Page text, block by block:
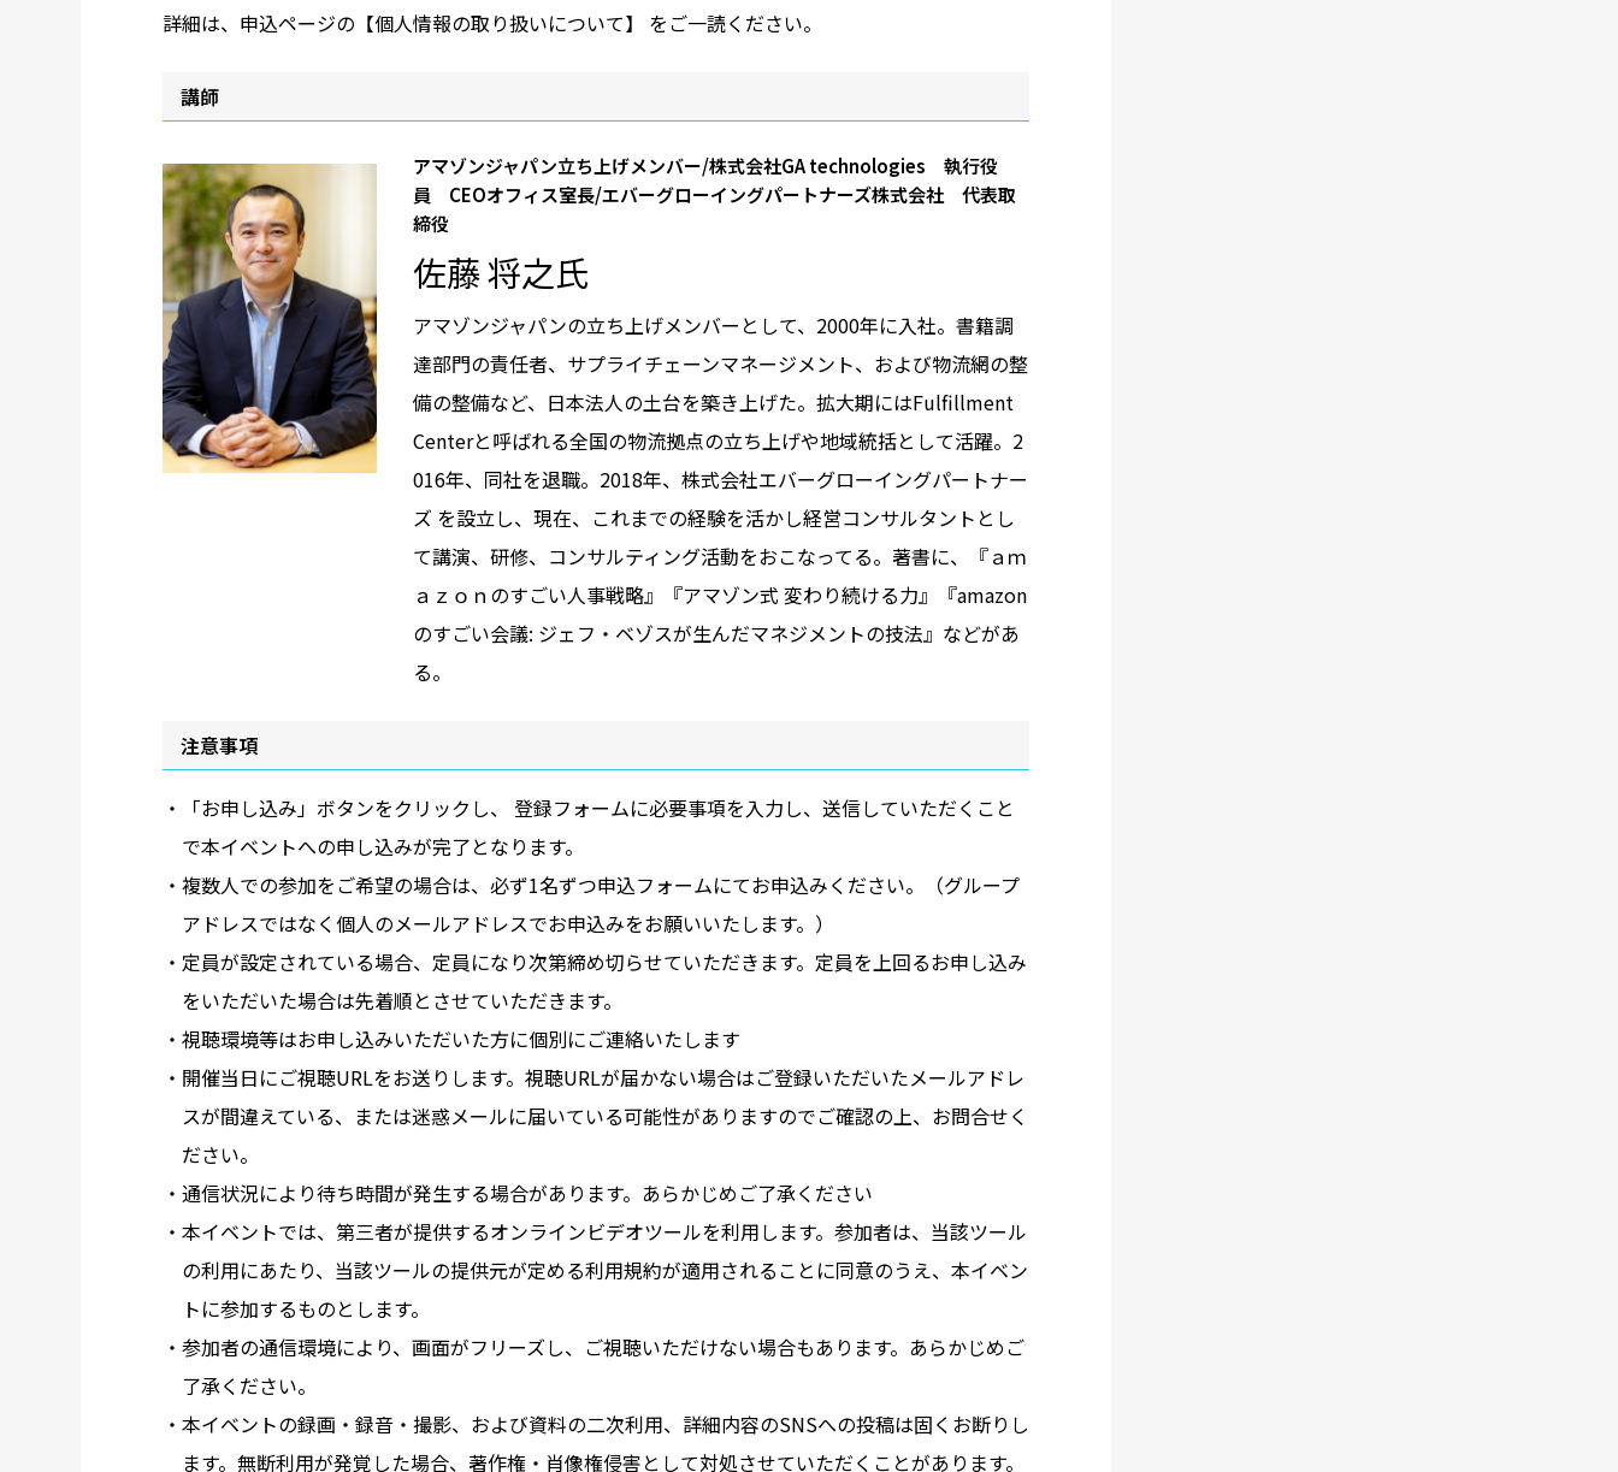
詳細は、申込ページの【個人情報の取り扱いについて】 をご一読ください。
講師
アマゾンジャパン立ち上げメンバー/株式会社GA technologies 執行役
員 CEOオフィス室長/エバーグローイングパートナーズ株式会社 代表取
締役
佐藤 将之氏
アマゾンジャパンの立ち上げメンバーとして、2000年に入社。書籍調
達部門の責任者、サプライチェーンマネージメント、および物流網の整
備の整備など、日本法人の土台を築き上げた。拡大期にはFulfillment
Centerと呼ばれる全国の物流拠点の立ち上げや地域統括として活躍。2
016年、同社を退職。2018年、株式会社エバーグローイングパートナー
ズ を設立し、現在、これまでの経験を活かし経営コンサルタントとし
て講演、研修、コンサルティング活動をおこなってる。著書に、『ａｍ
ａｚｏｎのすごい人事戦略』『アマゾン式 変わり続ける力』『amazon
のすごい会議: ジェフ・ベゾスが生んだマネジメントの技法』などがあ
る。
注意事項
・「お申し込み」ボタンをクリックし、 登録フォームに必要事項を入力し、送信していただくこと
で本イベントへの申し込みが完了となります。
・複数人での参加をご希望の場合は、必ず1名ずつ申込フォームにてお申込みください。（グループ
アドレスではなく個人のメールアドレスでお申込みをお願いいたします。）
・定員が設定されている場合、定員になり次第締め切らせていただきます。定員を上回るお申し込み
をいただいた場合は先着順とさせていただきます。
・視聴環境等はお申し込みいただいた方に個別にご連絡いたします
・開催当日にご視聴URLをお送りします。視聴URLが届かない場合はご登録いただいたメールアドレ
スが間違えている、または迷惑メールに届いている可能性がありますのでご確認の上、お問合せく
ださい。
・通信状況により待ち時間が発生する場合があります。あらかじめご了承ください
・本イベントでは、第三者が提供するオンラインビデオツールを利用します。参加者は、当該ツール
の利用にあたり、当該ツールの提供元が定める利用規約が適用されることに同意のうえ、本イベン
トに参加するものとします。
・参加者の通信環境により、画面がフリーズし、ご視聴いただけない場合もあります。あらかじめご
了承ください。
・本イベントの録画・録音・撮影、および資料の二次利用、詳細内容のSNSへの投稿は固くお断りし
ます。無断利用が発覚した場合、著作権・肖像権侵害として対処させていただくことがあります。